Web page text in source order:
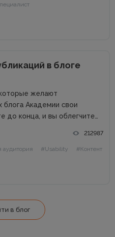
в блоге
желают
блога Академии свои
до конца, и вы облегчите
в цифрах: 37
90 000 подписчиков...
212987
аудитория #Usability #Контент
в блог